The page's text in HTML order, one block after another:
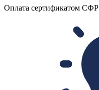
Оплата сертификатом СФР